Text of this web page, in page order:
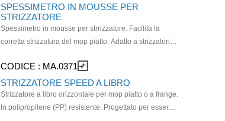
ergonomico e per facilitare l'aggancio ai supporti del
carrello senza ingombrare.
SPESSIMETRO IN MOUSSE PER
STRIZZATORE
Spessimetro in mousse per strrizzatore. Facilita la
corretta strizzatura del mop piatto. Adatto a strizzatori
regolare la pressione esercitata sul mop o sulla frangia
durante la strizzatura.
CODICE : MA.0371 compare_arrows
STRIZZATORE SPEED A LIBRO
Strizzatore a libro orizzontale per mop piatto o a frange.
In polipropilene (PP) resistente. Progettato per essere